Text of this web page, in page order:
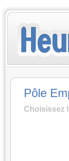
Pôle
Choisissez